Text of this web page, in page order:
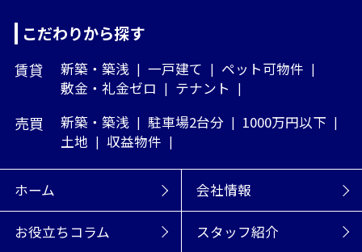
こだわりから探す
賃貸 新築・築浅 一戸建て
ペット可物件
敷金・礼金ゼロ
テナント
売買 新築・築浅 駐車場2台分
1000万円以下
土地
収益物件
ホーム 会社情報
お役立ちコラム スタッフ紹介